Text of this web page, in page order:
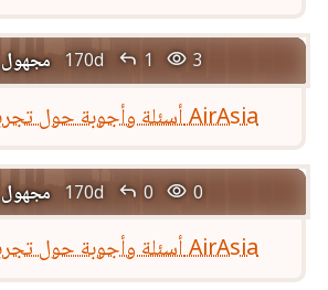
مجهول 170d  1  3
أسئلة وأجوبة حول تجربة العمل في AirAsia
مجهول 170d  0  0
أسئلة وأجوبة حول تجربة العمل في AirAsia